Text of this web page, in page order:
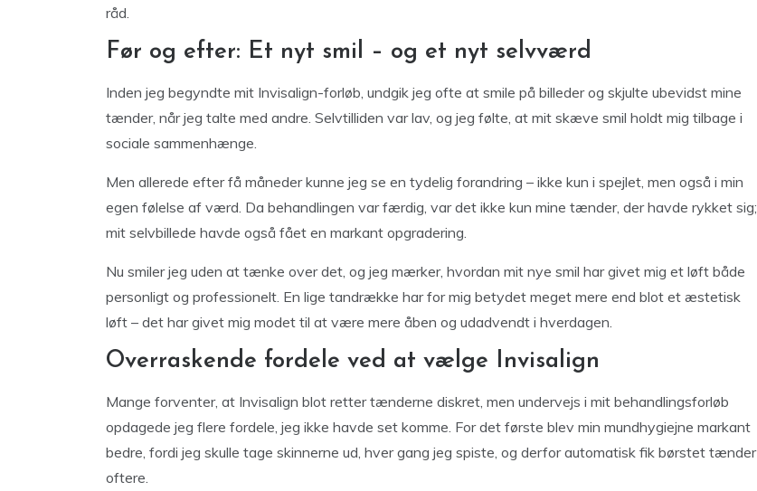
råd.
Før og efter: Et nyt smil – og et nyt selvværd
Inden jeg begyndte mit Invisalign-forløb, undgik jeg ofte at smile på billeder og skjulte ubevidst mine
tænder, når jeg talte med andre. Selvtilliden var lav, og jeg følte, at mit skæve smil holdt mig tilbage i
sociale sammenhænge.
Men allerede efter få måneder kunne jeg se en tydelig forandring – ikke kun i spejlet, men også i min
egen følelse af værd. Da behandlingen var færdig, var det ikke kun mine tænder, der havde rykket sig;
mit selvbillede havde også fået en markant opgradering.
Nu smiler jeg uden at tænke over det, og jeg mærker, hvordan mit nye smil har givet mig et løft både
personligt og professionelt. En lige tandrække har for mig betydet meget mere end blot et æstetisk
løft – det har givet mig modet til at være mere åben og udadvendt i hverdagen.
Overraskende fordele ved at vælge Invisalign
Mange forventer, at Invisalign blot retter tænderne diskret, men undervejs i mit behandlingsforløb
opdagede jeg flere fordele, jeg ikke havde set komme. For det første blev min mundhygiejne markant
bedre, fordi jeg skulle tage skinnerne ud, hver gang jeg spiste, og derfor automatisk fik børstet tænder
oftere.